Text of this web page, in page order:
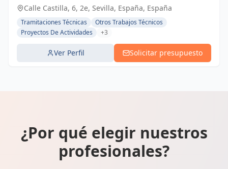
de experiencia, ofrecemos servicios integrales
que van desde proyectos residenciales...
Calle Castilla, 6, 2e, Sevilla, España, España
Tramitaciones Técnicas
Otros Trabajos Técnicos
Proyectos De Actividades
+3
Ver Perfil Solicitar presupuesto
¿Por qué elegir nuestros
profesionales?